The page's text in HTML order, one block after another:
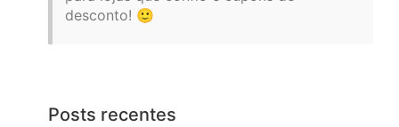
desconto! 🙂
Posts recentes